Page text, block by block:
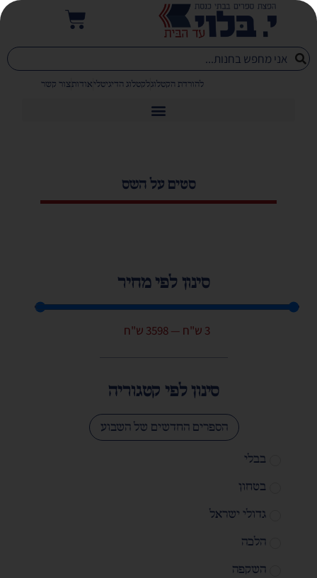
להורדת הקטלוגלקטלוג הדיגיטליאודותצור קשר
סטים על השס
סינון לפי מחיר
3 ש"ח —
3598 ש"ח
סינון לפי קטגוריה
הספרים החדשים של השבוע
בבלי
בטחון
גדולי ישראל
הלכה
השקפה